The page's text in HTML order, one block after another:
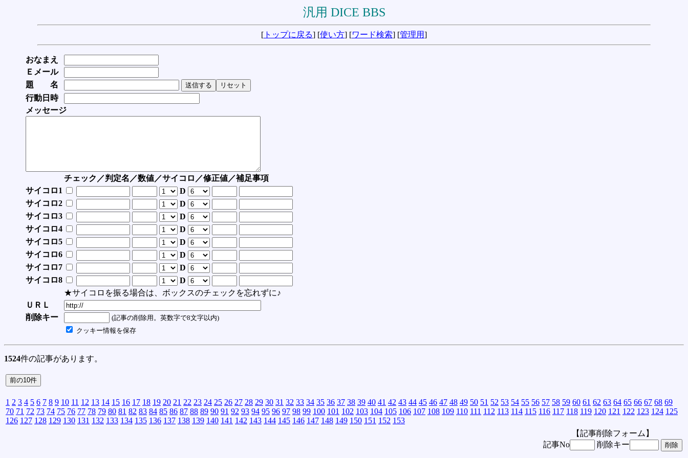
汎用 DICE BBS
[ トップに戻る] [使い方] [ワード検索] [管理用]
おなまえ
Ｅメール
題 名
行動日時
メッセージ
チェック／判定名／数値／サイコロ／修正値／補足事項
サイコロ1
D
サイコロ2
D
サイコロ3
D
サイコロ4
D
サイコロ5
D
サイコロ6
D
サイコロ7
D
サイコロ8
D
★サイコロを振る場合は、ボックスのチェックを忘れずに♪
ＵＲＬ
削除キー
(記事の削除用。英数字で8文字以内)
クッキー情報を保存
1524件の記事があります。
1 2 3 4 5 6 7 8 9 10 11 12 13 14 15 16 17 18 19 20 21 22 23 24 25 26 27 28 29 30 31 32 33 34 35 36 37 38 39 40 41 42 43 44 45 46 47 48 49 50 51 52 53 54 55 56 57 58 59 60 61 62 63 64 65 66 67 68 69
70 71 72 73 74 75 76 77 78 79 80 81 82 83 84 85 86 87 88 89 90 91 92 93 94 95 96 97 98 99 100 101 102 103 104 105 106 107 108 109 110 111 112 113 114 115 116 117 118 119 120 121 122 123 124 125
126 127 128 129 130 131 132 133 134 135 136 137 138 139 140 141 142 143 144 145 146 147 148 149 150 151 152 153
【記事削除フォーム】
記事No
削除キー